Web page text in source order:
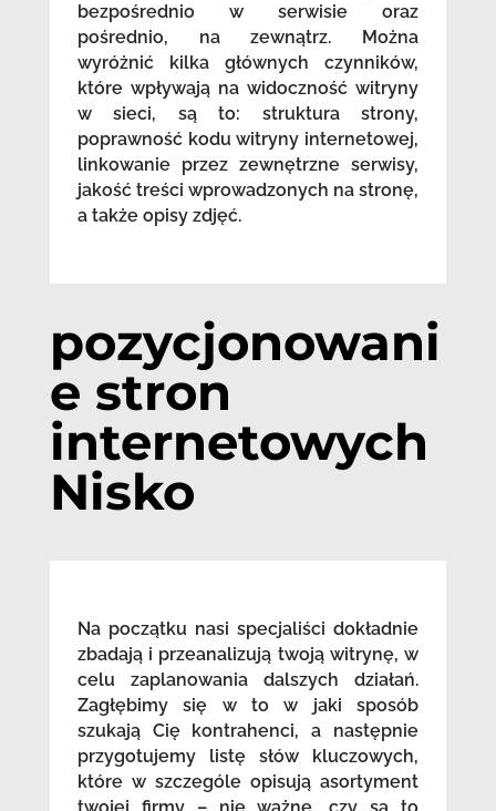
bezpośrednio w serwisie oraz
pośrednio, na zewnątrz. Można
wyróżnić kilka głównych czynników,
które wpływają na widoczność witryny
w sieci, są to: struktura strony,
poprawność kodu witryny internetowej,
linkowanie przez zewnętrzne serwisy,
jakość treści wprowadzonych na stronę,
a także opisy zdjęć.
pozycjonowani
e stron
internetowych
Nisko
Na początku nasi specjaliści dokładnie
zbadają i przeanalizują twoją witrynę, w
celu zaplanowania dalszych działań.
Zagłębimy się w to w jaki sposób
szukają Cię kontrahenci, a następnie
przygotujemy listę słów kluczowych,
które w szczególe opisują asortyment